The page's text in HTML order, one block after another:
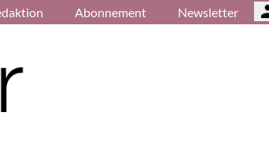
Abonnement Newsletter